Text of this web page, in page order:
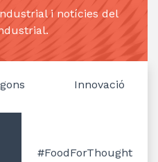
i notícies del
Innovació
#FoodForThought